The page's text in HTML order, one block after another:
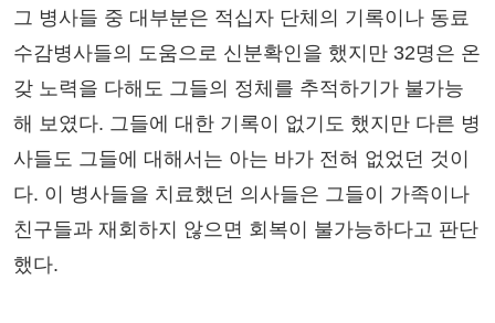
그 병사들 중 대부분은 적십자 단체의 기록이나 동료
수감병사들의 도움으로 신분확인을 했지만 32명은 온
갖 노력을 다해도 그들의 정체를 추적하기가 불가능
해 보였다. 그들에 대한 기록이 없기도 했지만 다른 병
사들도 그들에 대해서는 아는 바가 전혀 없었던 것이
다. 이 병사들을 치료했던 의사들은 그들이 가족이나
친구들과 재회하지 않으면 회복이 불가능하다고 판단
했다.